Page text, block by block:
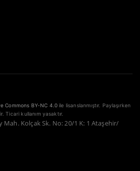
Commons BY-NC 4.0 ile lisanslanmıştır. Paylaşırken
Ticari kullanım yasaktır.
Kolçak Sk. No: 20/1 K: 1 Ataşehir/